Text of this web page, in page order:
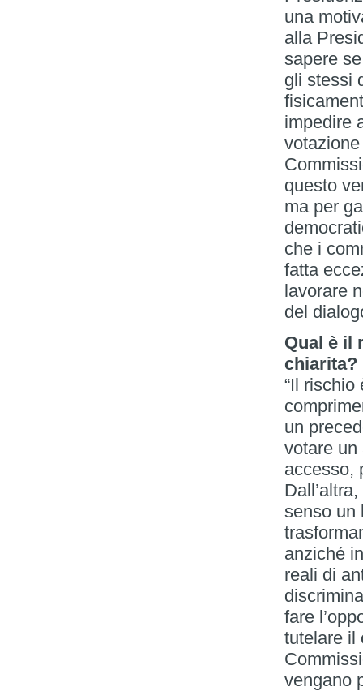
una
alla
sapere
gli stessi
impedire
questo
ma per
che i
fatta
lavorare
del
Qual è il
chiarita?
“Il rischio
un
votare un
accesso,
senso un
anziché
reali di
fare
tutelare il
vengano